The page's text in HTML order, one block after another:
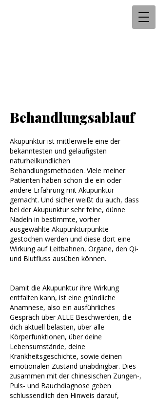
Behandlungsablauf
Akupunktur ist mittlerweile eine der
bekanntesten und geläufigsten
naturheilkundlichen
Behandlungsmethoden. Viele meiner
Patienten haben schon die ein oder
andere Erfahrung mit Akupunktur
gemacht. Und sicher weißt du auch, dass
bei der Akupunktur sehr feine, dünne
Nadeln in bestimmte, vorher
ausgewählte Akupunkturpunkte
gestochen werden und diese dort eine
Wirkung auf Leitbahnen, Organe, den Qi-
und Blutfluss ausüben können.
Damit die Akupunktur ihre Wirkung
entfalten kann, ist eine gründliche
Anamnese, also ein ausführliches
Gespräch über ALLE Beschwerden, die
dich aktuell belasten, über alle
Körperfunktionen, über deine
Lebensumstände, deine
Krankheitsgeschichte, sowie deinen
emotionalen Zustand unabdingbar. Dies
zusammen mit der chinesischen Zungen-,
Puls- und Bauchdiagnose geben
schlussendlich den Hinweis darauf,